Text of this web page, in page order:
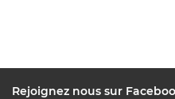
Rejoignez nous sur